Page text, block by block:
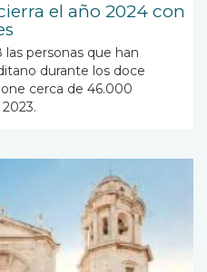
el año 2024 con
personas que han
durante los doce
cerca de 46.000